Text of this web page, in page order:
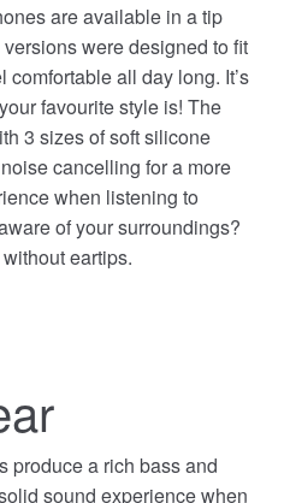
are available in a tip
were designed to fit
all day long. It’s
favourite style is! The
3 sizes of soft silicone
cancelling for a more
when listening to
of your surroundings?
eartips.
produce a rich bass and
sound experience when